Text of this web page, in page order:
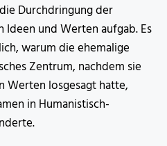
Durchdringung der
und Werten aufgab. Es
warum die ehemalige
Zentrum, nachdem sie
Werten losgesagt hatte,
in Humanistisch-